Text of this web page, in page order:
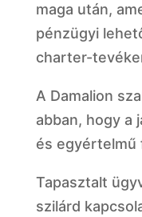
maga után,
pénzügyi
charter-
A Damalion
abban, hogy a
és egyértelmű
Tapasztalt
szilárd